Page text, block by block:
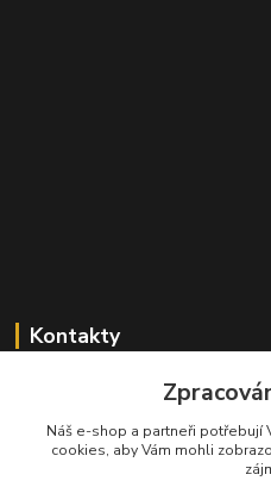
Kontakty
+420 603 824 940
info@hifibazar.online
Náš e-shop a partneři potřebují
cookies, aby Vám mohli